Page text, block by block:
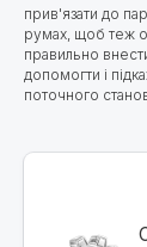
прив'язати до
румах, щоб теж
правильно
допомогти і
поточного